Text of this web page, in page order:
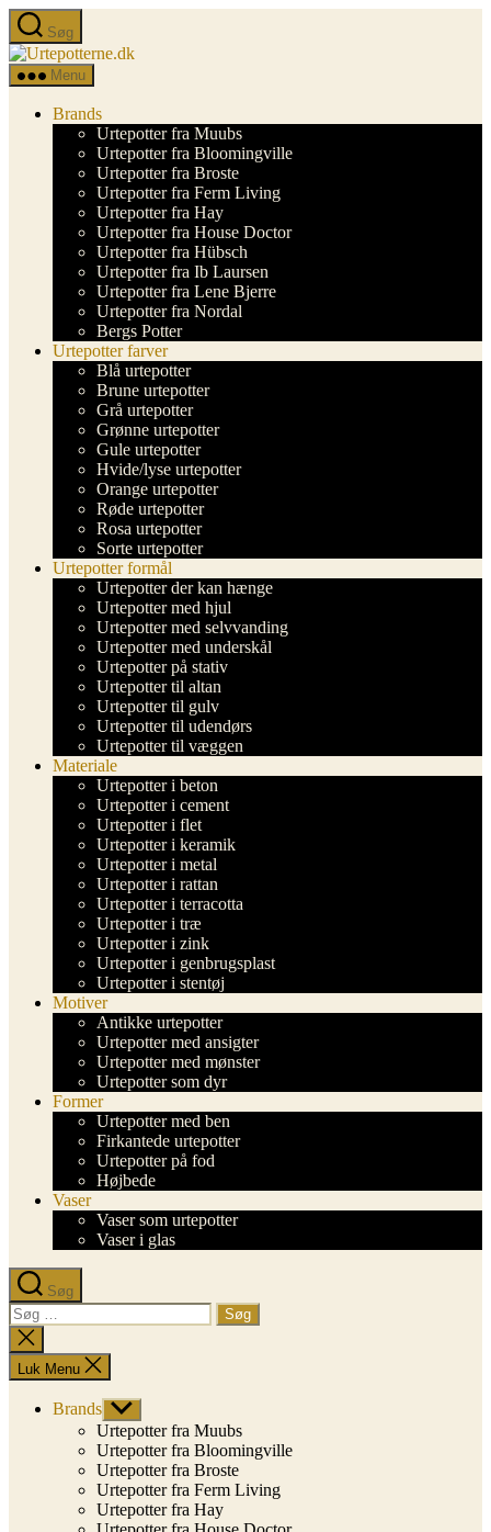
Spring
til
indholdet
Søg
Urtepotterne.dk
Menu
Brands
Urtepotter fra Muubs
Urtepotter fra Bloomingville
Urtepotter fra Broste
Urtepotter fra Ferm Living
Urtepotter fra Hay
Urtepotter fra House Doctor
Urtepotter fra Hübsch
Urtepotter fra Ib Laursen
Urtepotter fra Lene Bjerre
Urtepotter fra Nordal
Bergs Potter
Urtepotter farver
Blå urtepotter
Brune urtepotter
Grå urtepotter
Grønne urtepotter
Gule urtepotter
Hvide/lyse urtepotter
Orange urtepotter
Røde urtepotter
Rosa urtepotter
Sorte urtepotter
Urtepotter formål
Urtepotter der kan hænge
Urtepotter med hjul
Urtepotter med selvvanding
Urtepotter med underskål
Urtepotter på stativ
Urtepotter til altan
Urtepotter til gulv
Urtepotter til udendørs
Urtepotter til væggen
Materiale
Urtepotter i beton
Urtepotter i cement
Urtepotter i flet
Urtepotter i keramik
Urtepotter i metal
Urtepotter i rattan
Urtepotter i terracotta
Urtepotter i træ
Urtepotter i zink
Urtepotter i genbrugsplast
Urtepotter i stentøj
Motiver
Antikke urtepotter
Urtepotter med ansigter
Urtepotter med mønster
Urtepotter som dyr
Former
Urtepotter med ben
Firkantede urtepotter
Urtepotter på fod
Højbede
Vaser
Vaser som urtepotter
Vaser i glas
Søg
Søg
efter:
Luk
søgning
Luk Menu
Brands Vis
undermenu
Urtepotter fra Muubs
Urtepotter fra Bloomingville
Urtepotter fra Broste
Urtepotter fra Ferm Living
Urtepotter fra Hay